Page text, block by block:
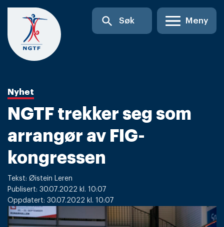
Skip
content
search Søk Meny
Nyhet
NGTF trekker seg som
arrangør av FIG-
kongressen
Tekst: Øistein Leren
Publisert: 30.07.2022 kl. 10:07
Oppdatert: 30.07.2022 kl. 10:07